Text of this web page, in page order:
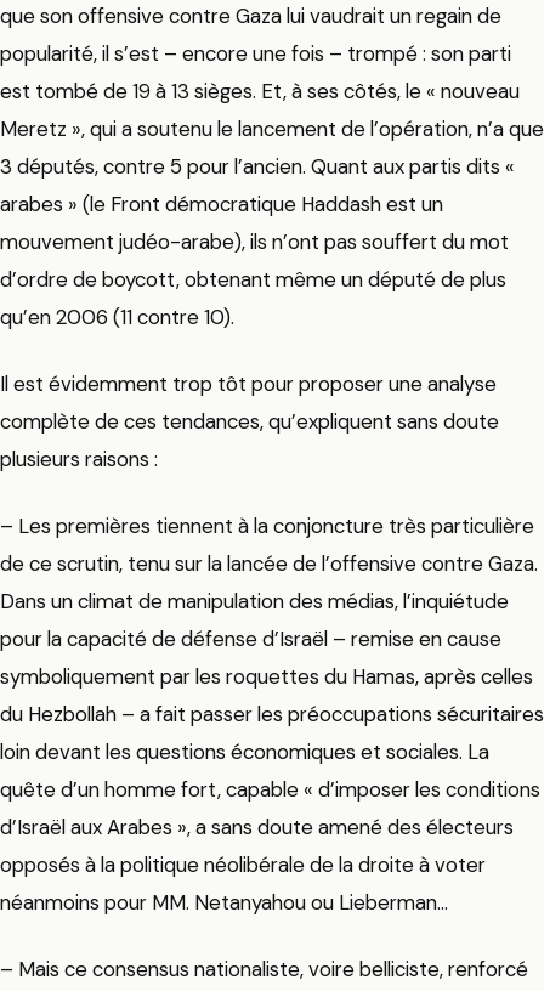
que son offensive contre Gaza lui vaudrait un regain de
popularité, il s’est – encore une fois – trompé : son parti
est tombé de 19 à 13 sièges. Et, à ses côtés, le « nouveau
Meretz », qui a soutenu le lancement de l’opération, n’a que
3 députés, contre 5 pour l’ancien. Quant aux partis dits «
arabes » (le Front démocratique Haddash est un
mouvement judéo-arabe), ils n’ont pas souffert du mot
d’ordre de boycott, obtenant même un député de plus
qu’en 2006 (11 contre 10).
Il est évidemment trop tôt pour proposer une analyse
complète de ces tendances, qu’expliquent sans doute
plusieurs raisons :
– Les premières tiennent à la conjoncture très particulière
de ce scrutin, tenu sur la lancée de l’offensive contre Gaza.
Dans un climat de manipulation des médias, l’inquiétude
pour la capacité de défense d’Israël – remise en cause
symboliquement par les roquettes du Hamas, après celles
du Hezbollah – a fait passer les préoccupations sécuritaires
loin devant les questions économiques et sociales. La
quête d’un homme fort, capable « d’imposer les conditions
d’Israël aux Arabes », a sans doute amené des électeurs
opposés à la politique néolibérale de la droite à voter
néanmoins pour MM. Netanyahou ou Lieberman…
– Mais ce consensus nationaliste, voire belliciste, renforcé